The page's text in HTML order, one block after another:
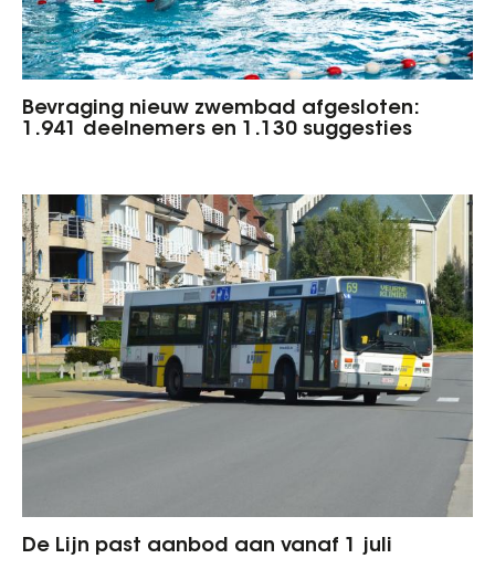
Bevraging nieuw zwembad afgesloten:
1.941 deelnemers en 1.130 suggesties
De Lijn past aanbod aan vanaf 1 juli